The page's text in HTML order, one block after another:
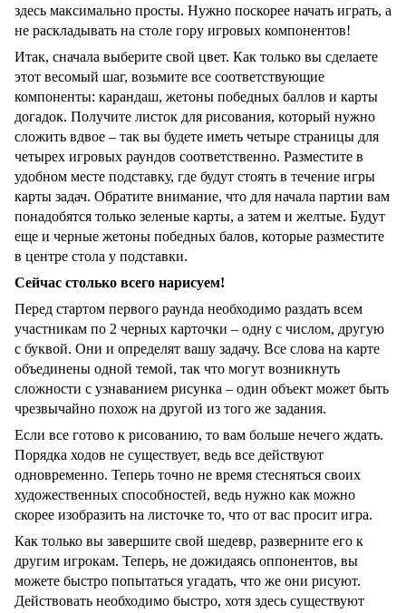
здесь максимально просты. Нужно поскорее начать играть, а
не раскладывать на столе гору игровых компонентов!
Итак, сначала выберите свой цвет. Как только вы сделаете
этот весомый шаг, возьмите все соответствующие
компоненты: карандаш, жетоны победных баллов и карты
догадок. Получите листок для рисования, который нужно
сложить вдвое – так вы будете иметь четыре страницы для
четырех игровых раундов соответственно. Разместите в
удобном месте подставку, где будут стоять в течение игры
карты задач. Обратите внимание, что для начала партии вам
понадобятся только зеленые карты, а затем и желтые. Будут
еще и черные жетоны победных балов, которые разместите
в центре стола у подставки.
Сейчас столько всего нарисуем!
Перед стартом первого раунда необходимо раздать всем
участникам по 2 черных карточки – одну с числом, другую
с буквой. Они и определят вашу задачу. Все слова на карте
объединены одной темой, так что могут возникнуть
сложности с узнаванием рисунка – один объект может быть
чрезвычайно похож на другой из того же задания.
Если все готово к рисованию, то вам больше нечего ждать.
Порядка ходов не существует, ведь все действуют
одновременно. Теперь точно не время стесняться своих
художественных способностей, ведь нужно как можно
скорее изобразить на листочке то, что от вас просит игра.
Как только вы завершите свой шедевр, разверните его к
другим игрокам. Теперь, не дожидаясь оппонентов, вы
можете быстро попытаться угадать, что же они рисуют.
Действовать необходимо быстро, хотя здесь существуют